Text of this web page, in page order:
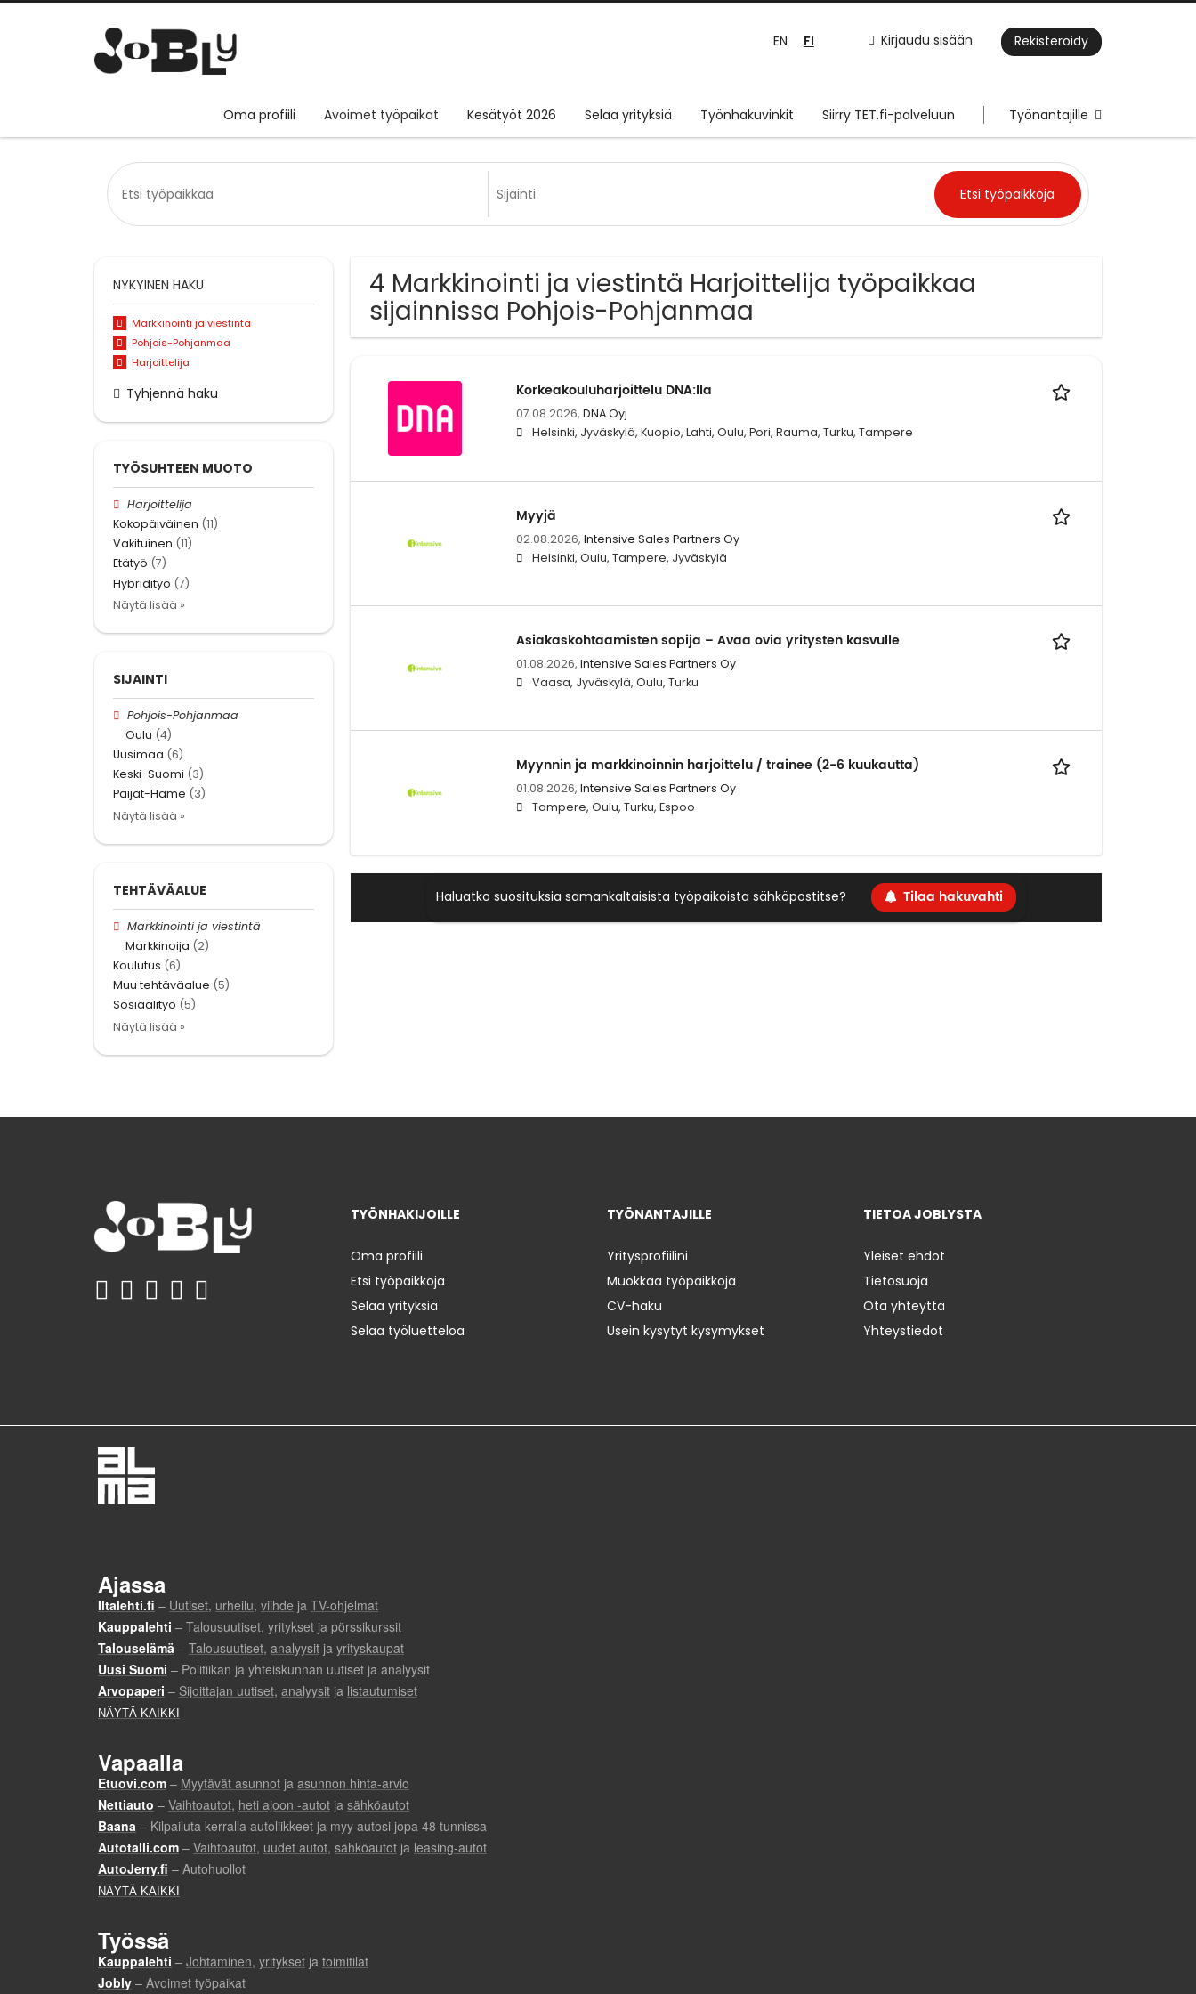
Kirjaudu sisään Rekisteröidy
EN FI
Oma profiili Avoimet työpaikat Kesätyöt 2026 Selaa yrityksiä Työnhakuvinkit Siirry TET.fi-palveluun Työnantajille
4 Markkinointi ja viestintä Harjoittelija työpaikkaa
sijainnissa Pohjois-Pohjanmaa
Korkeakouluharjoittelu DNA:lla
07.08.2026, DNA Oyj
Helsinki, Jyväskylä, Kuopio, Lahti, Oulu, Pori, Rauma, Turku, Tampere
Myyjä
02.08.2026, Intensive Sales Partners Oy
Helsinki, Oulu, Tampere, Jyväskylä
Asiakaskohtaamisten sopija – Avaa ovia yritysten kasvulle
01.08.2026, Intensive Sales Partners Oy
Vaasa, Jyväskylä, Oulu, Turku
Myynnin ja markkinoinnin harjoittelu / trainee (2-6 kuukautta)
01.08.2026, Intensive Sales Partners Oy
Tampere, Oulu, Turku, Espoo
Haluatko suosituksia samankaltaisista työpaikoista sähköpostitse? Tilaa hakuvahti
NYKYINEN HAKU
Markkinointi ja viestintä
Pohjois-Pohjanmaa
Harjoittelija
Tyhjennä haku
TYÖSUHTEEN MUOTO
Harjoittelija
Kokopäiväinen (11)
Vakituinen (11)
Etätyö (7)
Hybridityö (7)
Näytä lisää »
SIJAINTI
Pohjois-Pohjanmaa
Oulu (4)
Uusimaa (6)
Keski-Suomi (3)
Päijät-Häme (3)
Näytä lisää »
TEHTÄVÄALUE
Markkinointi ja viestintä
Markkinoija (2)
Koulutus (6)
Muu tehtäväalue (5)
Sosiaalityö (5)
Näytä lisää »
TYÖNHAKIJOILLE
Oma profiili
Etsi työpaikkoja
Selaa yrityksiä
Selaa työluetteloa
TYÖNANTAJILLE
Yritysprofiilini
Muokkaa työpaikkoja
CV-haku
Usein kysytyt kysymykset
TIETOA JOBLYSTA
Yleiset ehdot
Tietosuoja
Ota yhteyttä
Yhteystiedot